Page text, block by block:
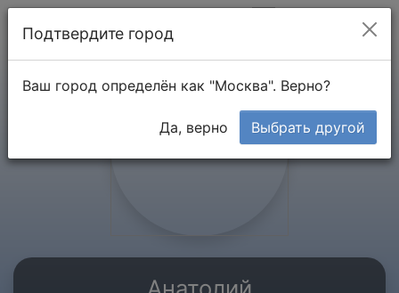
Подтвердите город
Ваш город определён как "Москва". Верно?
Да, верно Выбрать другой